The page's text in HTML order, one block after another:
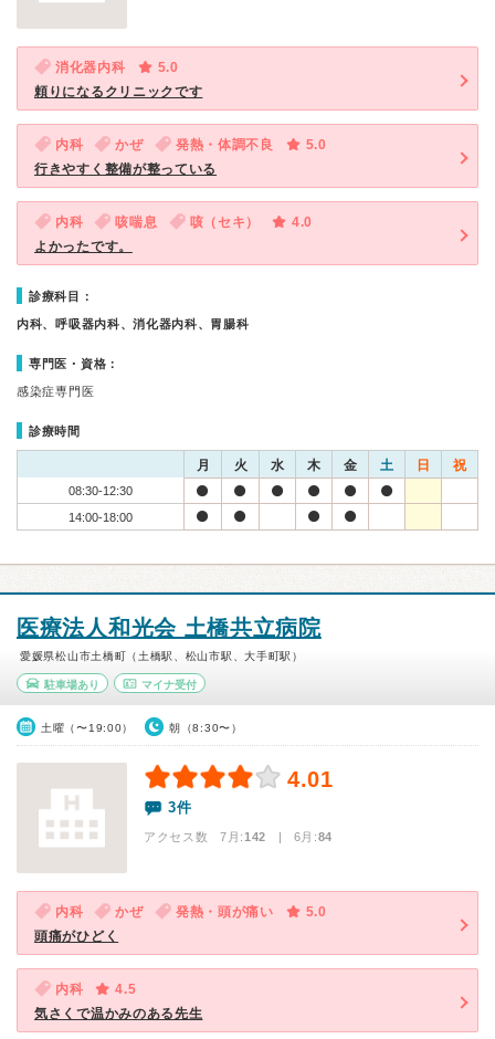
消化器内科
5.0
頼りになるクリニックです
内科 かぜ 発熱・体調不良
5.0
行きやすく整備が整っている
内科 咳喘息 咳（セキ）
4.0
よかったです。
診療科目：
内科、呼吸器内科、消化器内科、胃腸科
専門医・資格：
感染症専門医
診療時間
月 火 水 木 金 土 日 祝
08:30-12:30
14:00-18:00
医療法人和光会 土橋共立病院
愛媛県松山市土橋町（土橋駅、松山市駅、大手町駅）
駐車場あり マイナ受付
土曜（〜19:00） 朝（8:30〜）
4.01
3件
アクセス数 7月:142 | 6月:84
内科 かぜ 発熱・頭が痛い
5.0
頭痛がひどく
内科
4.5
気さくで温かみのある先生